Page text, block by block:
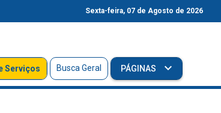
Sexta-feira, 07 de Agosto de 2026
Serviços Busca Geral PÁGINAS